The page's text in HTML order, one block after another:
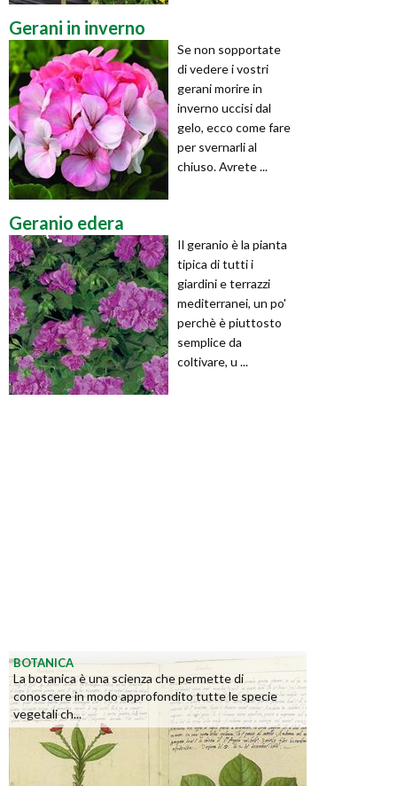
Gerani in inverno
Se non sopportate
di vedere i vostri
gerani morire in
inverno uccisi dal
gelo, ecco come fare
per svernarli al
chiuso. Avrete ...
Geranio edera
Il geranio è la pianta
tipica di tutti i
giardini e terrazzi
mediterranei, un po'
perchè è piuttosto
semplice da
coltivare, u ...
BOTANICA
La botanica è una scienza che permette di
conoscere in modo approfondito tutte le specie
vegetali ch...